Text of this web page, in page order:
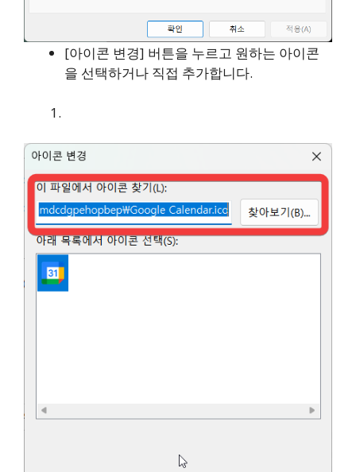
[아이콘 변경] 버튼을 누르고 원하는 아이콘
을 선택하거나 직접 추가합니다.